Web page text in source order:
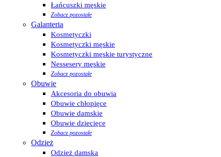
Łańcuszki męskie
Zobacz pozostałe
Galanteria
Kosmetyczki
Kosmetyczki męskie
Kosmetyczki męskie turystyczne
Nessesery męskie
Zobacz pozostałe
Obuwie
Akcesoria do obuwia
Obuwie chłopięce
Obuwie damskie
Obuwie dziecięce
Zobacz pozostałe
Odzież
Odzież damska